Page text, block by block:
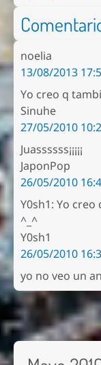
noelia
13/08/2013
Yo creo q
Sinuhe
27/05/2010
Juassssss¡¡¡¡¡
JaponPop
26/05/2010
Y0sh1: Yo
^_^
Y0sh1
26/05/2010
yo no veo un